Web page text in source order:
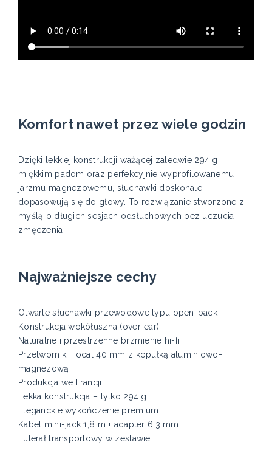
Komfort nawet przez wiele godzin
Dzięki lekkiej konstrukcji ważącej zaledwie 294 g,
miękkim padom oraz perfekcyjnie wyprofilowanemu
jarzmu magnezowemu, słuchawki doskonale
dopasowują się do głowy. To rozwiązanie stworzone z
myślą o długich sesjach odsłuchowych bez uczucia
zmęczenia.
Najważniejsze cechy
Otwarte słuchawki przewodowe typu open-back
Konstrukcja wokółuszna (over-ear)
Naturalne i przestrzenne brzmienie hi-fi
Przetworniki Focal 40 mm z kopułką aluminiowo-
magnezową
Produkcja we Francji
Lekka konstrukcja – tylko 294 g
Eleganckie wykończenie premium
Kabel mini-jack 1,8 m + adapter 6,3 mm
Futerał transportowy w zestawie